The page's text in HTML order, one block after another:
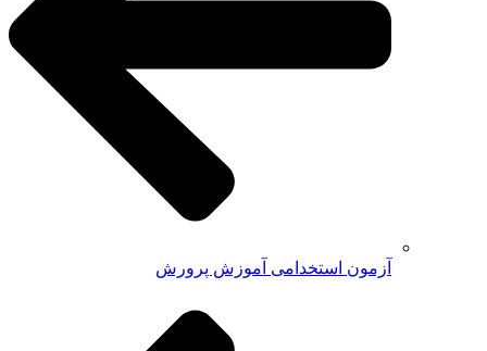
آزمون استخدامی آموزش پرورش